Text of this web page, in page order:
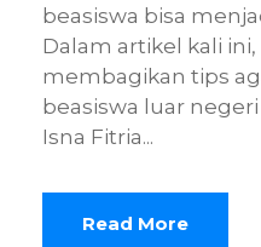
beasiswa bisa
Dalam artikel kali ini,
membagikan tips
beasiswa luar
Isna Fitria...
Read More